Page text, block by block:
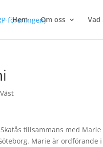
Hem Om oss Vad
tillsammans med Marie
Marie är ordförande